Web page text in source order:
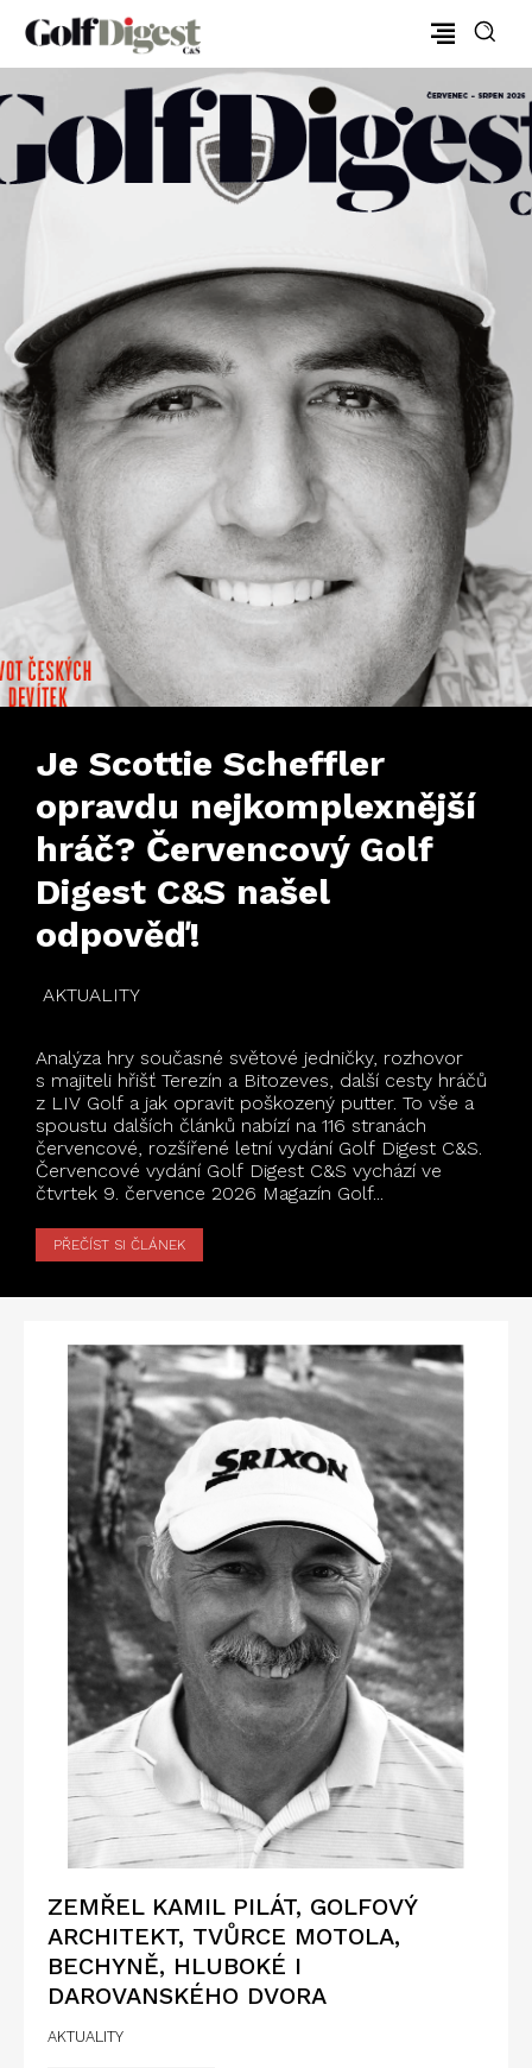
Je Scottie Scheffler
opravdu nejkomplexnější
hráč? Červencový Golf
Digest C&S našel
odpověď!
AKTUALITY
Analýza hry současné světové jedničky, rozhovor
s majiteli hřišť Terezín a Bitozeves, další cesty hráčů
z LIV Golf a jak opravit poškozený putter. To vše a
spoustu dalších článků nabízí na 116 stranách
červencové, rozšířené letní vydání Golf Digest C&S.
Červencové vydání Golf Digest C&S vychází ve
čtvrtek 9. července 2026 Magazín Golf...
PŘEČÍST SI ČLÁNEK
ZEMŘEL KAMIL PILÁT, GOLFOVÝ
ARCHITEKT, TVŮRCE MOTOLA,
BECHYNĚ, HLUBOKÉ I
DAROVANSKÉHO DVORA
AKTUALITY